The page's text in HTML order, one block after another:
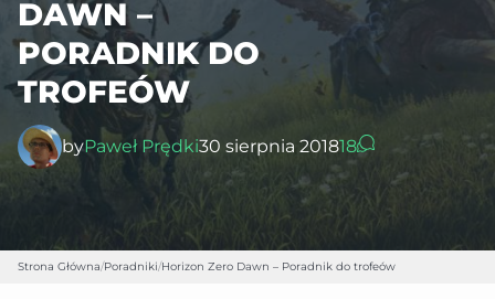
DAWN –
PORADNIK DO
TROFEÓW
byPaweł Prędki30 sierpnia 201818
Strona Główna/Poradniki/Horizon Zero Dawn – Poradnik do trofeów